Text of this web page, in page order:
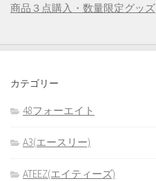
商品３点購入・数量限定グッズ
カテゴリー
48フォーエイト
A3(エースリー)
ATEEZ(エイティーズ)